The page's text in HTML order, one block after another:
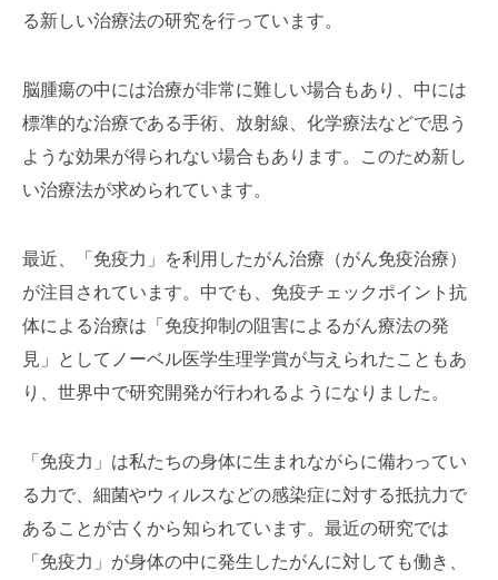
る新しい治療法の研究を行っています。
脳腫瘍の中には治療が非常に難しい場合もあり、中には
標準的な治療である手術、放射線、化学療法などで思う
ような効果が得られない場合もあります。このため新し
い治療法が求められています。
最近、「免疫力」を利用したがん治療（がん免疫治療）
が注目されています。中でも、免疫チェックポイント抗
体による治療は「免疫抑制の阻害によるがん療法の発
見」としてノーベル医学生理学賞が与えられたこともあ
り、世界中で研究開発が行われるようになりました。
「免疫力」は私たちの身体に生まれながらに備わってい
る力で、細菌やウィルスなどの感染症に対する抵抗力で
あることが古くから知られています。最近の研究では
「免疫力」が身体の中に発生したがんに対しても働き、